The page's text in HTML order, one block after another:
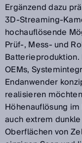
Ergänzend dazu
3D-Streaming-
hochauflösende
Prüf-, Mess- und
OEMs,
Endanwender
realisieren
Höhenauflösung
auch extrem
Oberflächen von